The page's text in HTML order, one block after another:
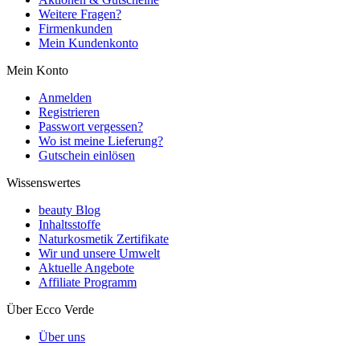
Weitere Fragen?
Firmenkunden
Mein Kundenkonto
Mein Konto
Anmelden
Registrieren
Passwort vergessen?
Wo ist meine Lieferung?
Gutschein einlösen
Wissenswertes
beauty Blog
Inhaltsstoffe
Naturkosmetik Zertifikate
Wir und unsere Umwelt
Aktuelle Angebote
Affiliate Programm
Über Ecco Verde
Über uns